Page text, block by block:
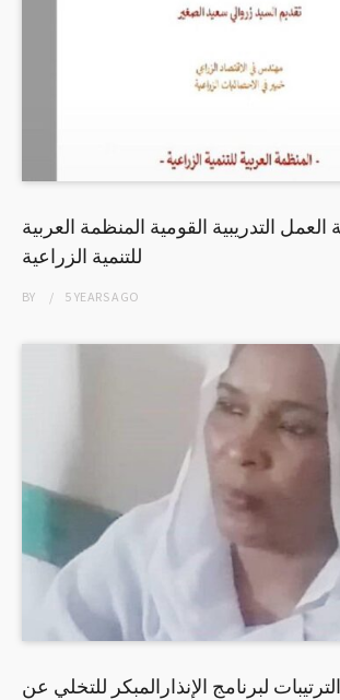
التدريبية القومية المنظمة العربية
للتنمية الزراعية
BY 5 YEARSAGO
لبرنامج الإنذارالمبكر للتخلي عن